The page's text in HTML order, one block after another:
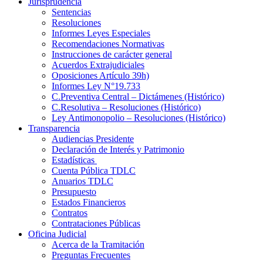
Sentencias
Resoluciones
Informes Leyes Especiales
Recomendaciones Normativas
Instrucciones de carácter general
Acuerdos Extrajudiciales
Oposiciones Artículo 39h)
Informes Ley N°19.733
C.Preventiva Central – Dictámenes (Histórico)
C.Resolutiva – Resoluciones (Histórico)
Ley Antimonopolio – Resoluciones (Histórico)
Transparencia
Audiencias Presidente
Declaración de Interés y Patrimonio
Estadísticas
Cuenta Pública TDLC
Anuarios TDLC
Presupuesto
Estados Financieros
Contratos
Contrataciones Públicas
Oficina Judicial
Acerca de la Tramitación
Preguntas Frecuentes